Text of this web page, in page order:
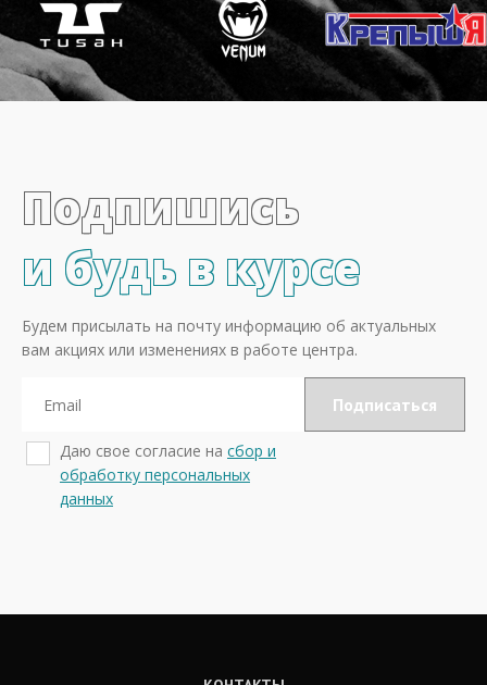
Подпишись
и будь в курсе
Будем присылать на почту информацию об актуальных
вам акциях или изменениях в работе центра.
Даю свое согласие на сбор и
обработку персональных
данных